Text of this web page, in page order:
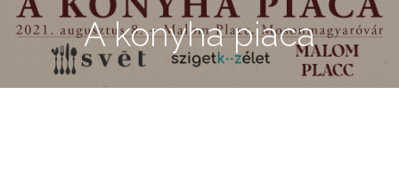
A konyha piaca